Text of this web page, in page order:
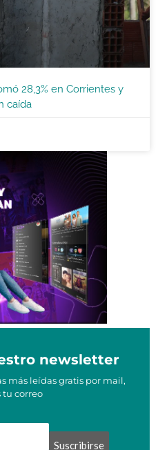
28,3% en Corrientes y
caída
newsletter
más leídas gratis por mail,
tu correo
Suscribirse